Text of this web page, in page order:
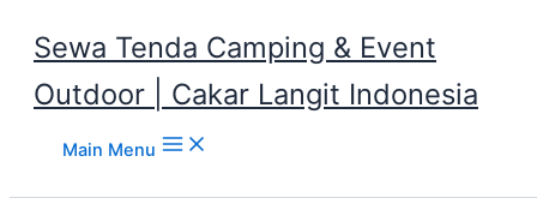
Sewa Tenda Camping & Event
Outdoor | Cakar Langit Indonesia
Main Menu